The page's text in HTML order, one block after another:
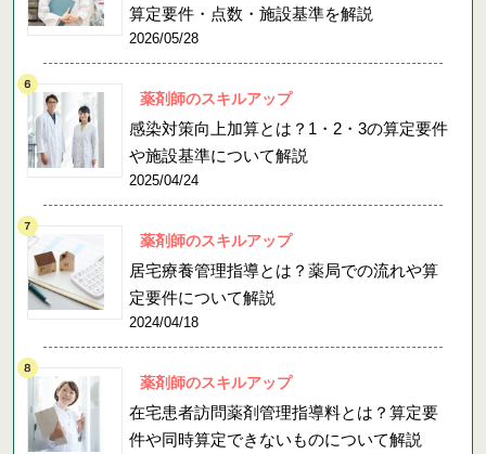
算定要件・点数・施設基準を解説
2026/05/28
薬剤師のスキルアップ
感染対策向上加算とは？1・2・3の算定要件
や施設基準について解説
2025/04/24
薬剤師のスキルアップ
居宅療養管理指導とは？薬局での流れや算
定要件について解説
2024/04/18
薬剤師のスキルアップ
在宅患者訪問薬剤管理指導料とは？算定要
件や同時算定できないものについて解説